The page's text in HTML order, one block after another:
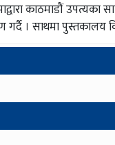
काठमाडौं
। साथमा पुस्तकालय